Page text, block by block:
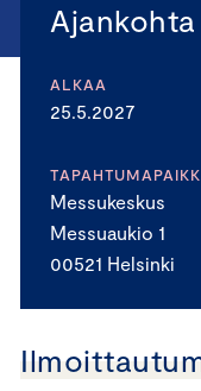
ALKAA
25.5.2027
Messukeskus
Messuaukio 1
00521 Helsinki